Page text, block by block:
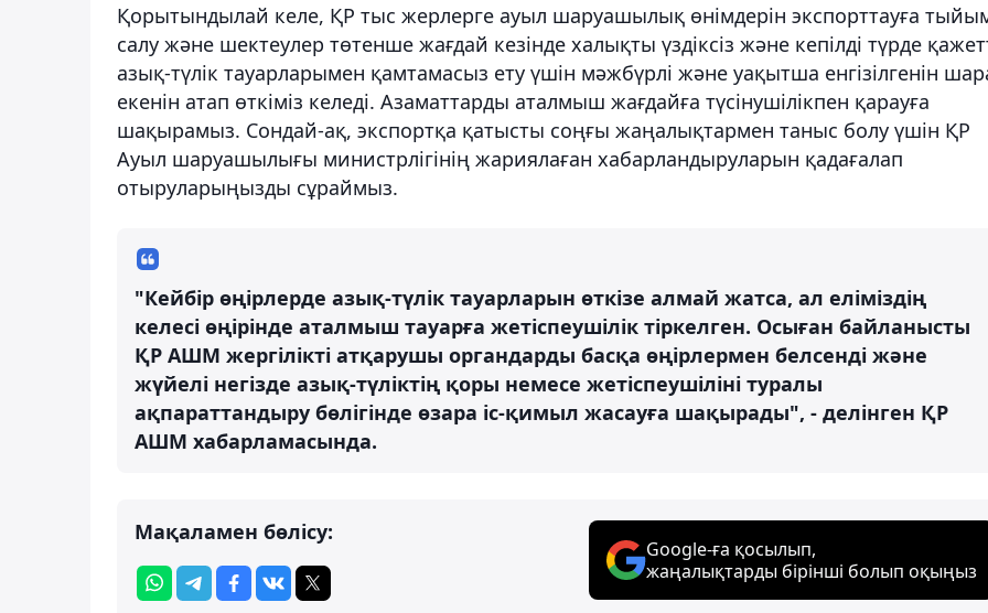
Қорытындылай келе, ҚР тыс жерлерге ауыл шаруашылық өнімдерін экспорттауға
салу және шектеулер төтенше жағдай кезінде халықты үздіксіз және кепілді түрде
азық-түлік тауарларымен қамтамасыз ету үшін мәжбүрлі және уақытша енгізілгенін
екенін атап өткіміз келеді. Азаматтарды аталмыш жағдайға түсінушілікпен қарауға
шақырамыз. Сондай-ақ, экспортқа қатысты соңғы жаңалықтармен таныс болу үшін ҚР
Ауыл шаруашылығы министрлігінің жариялаған хабарландыруларын қадағалап
отыруларыңызды сұраймыз.
"Кейбір өңірлерде азық-түлік тауарларын өткізе алмай жатса, ал еліміздің
келесі өңірінде аталмыш тауарға жетіспеушілік тіркелген. Осыған байланысты
ҚР АШМ жергілікті атқарушы органдарды басқа өңірлермен белсенді және
жүйелі негізде азық-түліктің қоры немесе жетіспеушіліні туралы
ақпараттандыру бөлігінде өзара іс-қимыл жасауға шақырады", - делінген ҚР
АШМ хабарламасында.
Мақаламен бөлісу:
Google-ға қосылып,
жаңалықтарды бірінші болып оқыңыз